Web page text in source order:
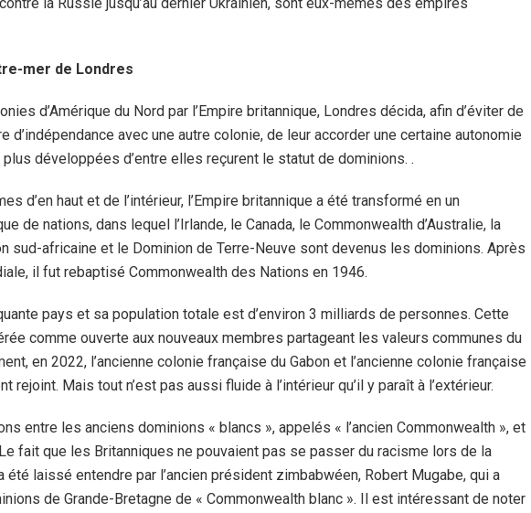
mer de Londres
d’Amérique du Nord par l’Empire britannique, Londres décida, afin d’éviter de
d’indépendance avec une autre colonie, de leur accorder une certaine autonomie
développées d’entre elles reçurent le statut de dominions. .
d’en haut et de l’intérieur, l’Empire britannique a été transformé en un
de nations, dans lequel l’Irlande, le Canada, le Commonwealth d’Australie, la
sud-africaine et le Dominion de Terre-Neuve sont devenus les dominions. Après
il fut rebaptisé Commonwealth des Nations en 1946.
pays et sa population totale est d’environ 3 milliards de personnes. Cette
comme ouverte aux nouveaux membres partageant les valeurs communes du
en 2022, l’ancienne colonie française du Gabon et l’ancienne colonie française
rejoint. Mais tout n’est pas aussi fluide à l’intérieur qu’il y paraît à l’extérieur.
entre les anciens dominions « blancs », appelés « l’ancien Commonwealth », et
fait que les Britanniques ne pouvaient pas se passer du racisme lors de la
laissé entendre par l’ancien président zimbabwéen, Robert Mugabe, qui a
de Grande-Bretagne de « Commonwealth blanc ». Il est intéressant de noter